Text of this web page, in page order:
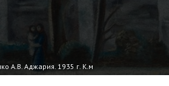
А.В. Аджария. 1935 г. К.м